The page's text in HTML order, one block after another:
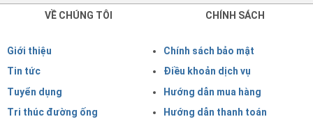
VỀ CHÚNG TÔI
Giới thiệu
Tin tức
Tuyển dụng
Tri thúc đường ống
CHÍNH SÁCH
Chính sách bảo mật
Điều khoản dịch vụ
Hướng dẫn mua hàng
Hướng dẫn thanh toán